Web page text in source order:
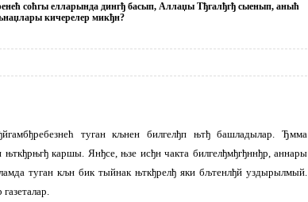
соћгы елларында дингђ басып, Аллаџы Тђгалђгђ сыенып, аныћ
кичерелер микђн?
туган кљнен билгелђп њтђ башладылар. Ђмма
каршы. Янђсе, њзе исђн чакта билгелђмђгђннђр, аннары
туган кљн бик тыйнак њткђрелђ яки бљтенлђй уздырылмый.